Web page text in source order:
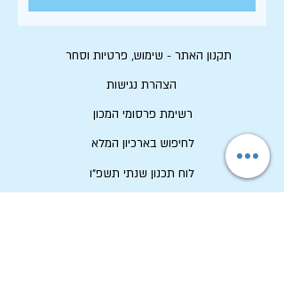
תקנון האתר - שימוש, פרטיות וסחר
הצהרת נגישות
רשימת פרסומי המכון
לחיפוש בארכיון המלא
לוח תכנון שנתי תשפ"ו